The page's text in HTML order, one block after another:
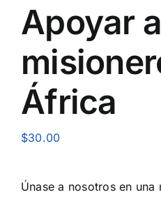
Apoyar
África
$30.00
Únase a nosotros en